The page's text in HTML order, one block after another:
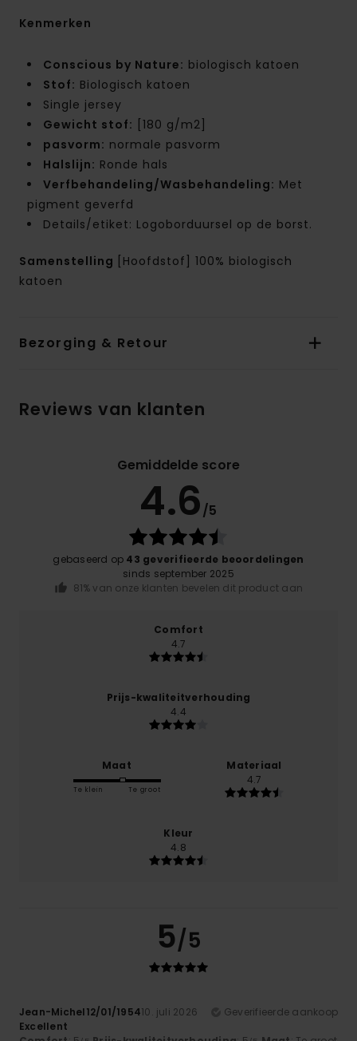
Kenmerken
Conscious by Nature: biologisch katoen
Stof: Biologisch katoen
Single jersey
Gewicht stof: [180 g/m2]
pasvorm: normale pasvorm
Halslijn: Ronde hals
Verfbehandeling/Wasbehandeling: Met
pigment geverfd
Details/etiket: Logoborduursel op de borst.
Samenstelling
[Hoofdstof] 100% biologisch
katoen
Bezorging & Retour
Reviews van klanten
Gemiddelde score
4.6/5
gebaseerd op 43 geverifieerde beoordelingen
sinds september 2025
81% van onze klanten bevelen dit product aan
Comfort
4.7
Prijs-kwaliteitverhouding
4.4
Maat
Te klein Te groot
Materiaal
4.7
Kleur
4.8
5/5
Jean-Michel12/01/195410. juli 2026
Geverifieerde aankoop
Excellent